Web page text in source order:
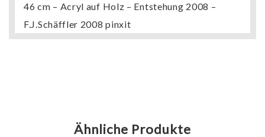
46 cm – Acryl auf Holz – Entstehung 2008 –
F.J.Schäffler 2008 pinxit
Ähnliche Produkte